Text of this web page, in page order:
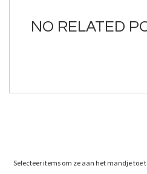
gallerijNO RELATED
Selecteer items om ze aan het mandje toe